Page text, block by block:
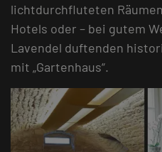
lichtdurchfluteten
Hotels oder – bei gutem
Lavendel duftenden
mit „Gartenhaus“.